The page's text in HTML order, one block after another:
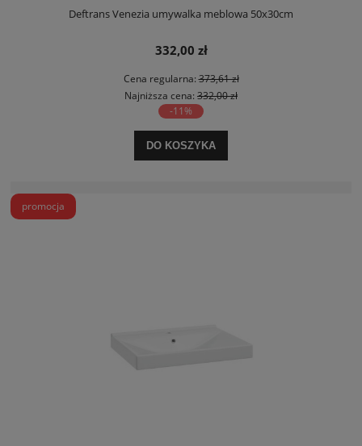
Deftrans Venezia umywalka meblowa 50x30cm
332,00 zł
Cena regularna:373,61 zł
Najniższa cena: 332,00 zł
-11%
DO KOSZYKA
promocja